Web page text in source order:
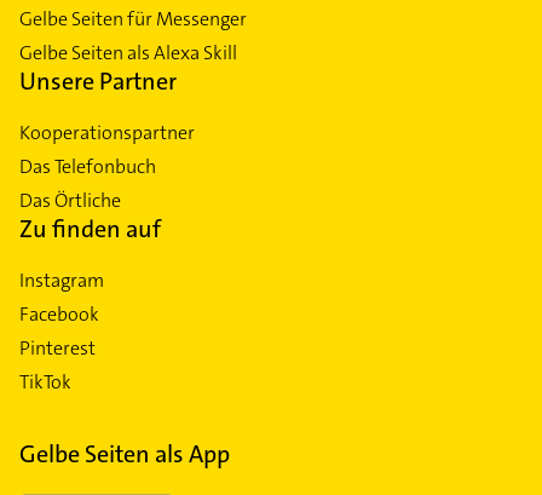
Gelbe Seiten für Messenger
Gelbe Seiten als Alexa Skill
Unsere Partner
Kooperationspartner
Das Telefonbuch
Das Örtliche
Zu finden auf
Instagram
Facebook
Pinterest
TikTok
Gelbe Seiten als App